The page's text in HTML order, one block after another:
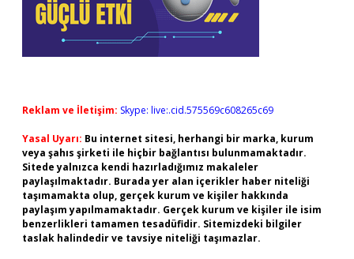
Reklam ve İletişim: Skype: live:.cid.575569c608265c69
Yasal Uyarı: Bu internet sitesi, herhangi bir marka, kurum
veya şahıs şirketi ile hiçbir bağlantısı bulunmamaktadır.
Sitede yalnızca kendi hazırladığımız makaleler
paylaşılmaktadır. Burada yer alan içerikler haber niteliği
taşımamakta olup, gerçek kurum ve kişiler hakkında
paylaşım yapılmamaktadır. Gerçek kurum ve kişiler ile isim
benzerlikleri tamamen tesadüfidir. Sitemizdeki bilgiler
taslak halindedir ve tavsiye niteliği taşımazlar.